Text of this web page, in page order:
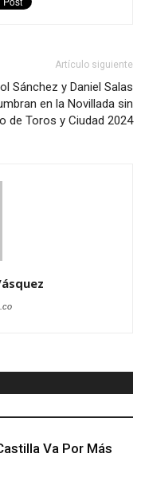
Artículo siguiente
Sánchez y Daniel Salas
en la Novillada sin
de Toros y Ciudad 2024
Va Por Más